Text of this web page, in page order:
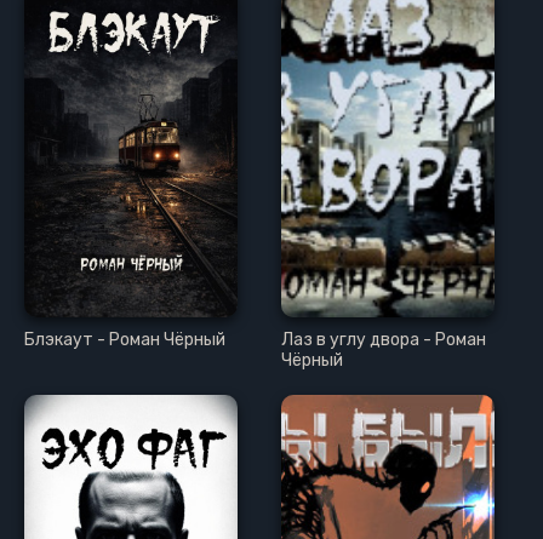
Блэкаут - Роман Чёрный
Лаз в углу двора - Роман
Чёрный